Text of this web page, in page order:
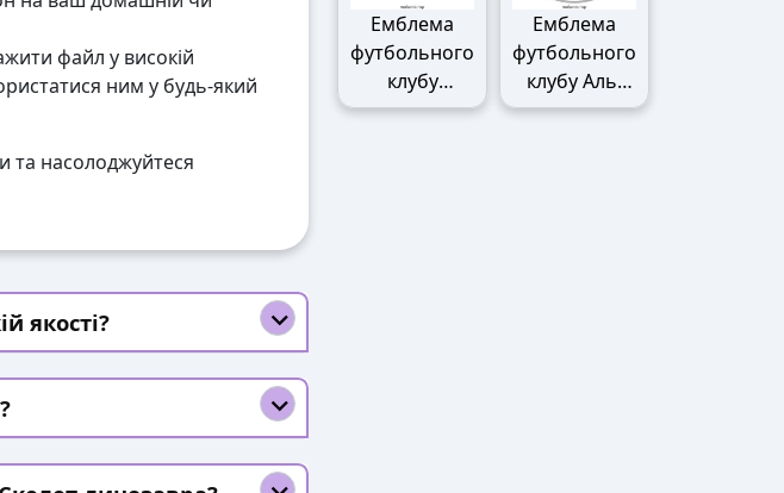
файл у високій
ним у будь-який
та насолоджуйтеся
якості?
Емблема
футбольного
клубу
Манчестер
Емблема
футбольного
клубу Аль-
Наср